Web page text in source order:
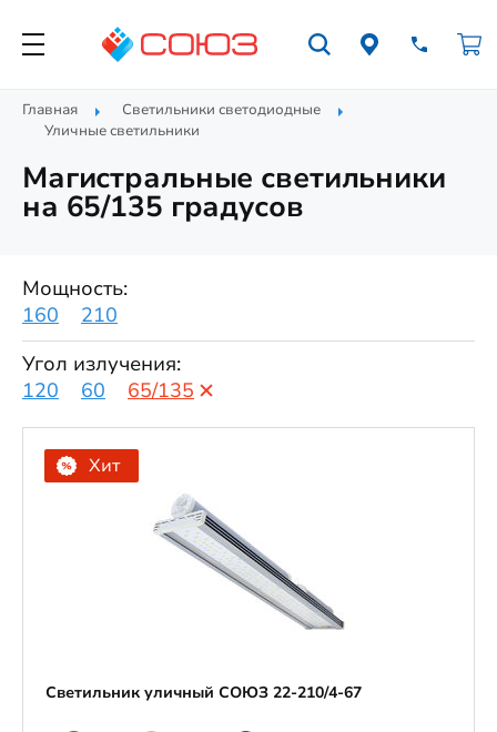
Главная
Светильники светодиодные
Уличные светильники
Магистральные светильники
на 65/135 градусов
Мощность:
160
210
Угол излучения:
120
60 65/135
Хит
Светильник уличный СОЮЗ 22-210/4-67